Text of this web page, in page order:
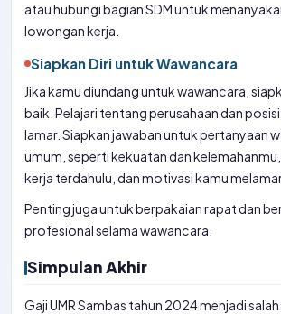
atau hubungi bagian SDM untuk
lowongan kerja.
Siapkan Diri untuk Wawancara
Jika kamu diundang untuk wawancara,
baik. Pelajari tentang perusahaan dan
lamar. Siapkan jawaban untuk pertanyaan
umum, seperti kekuatan dan
kerja terdahulu, dan motivasi kamu
Penting juga untuk berpakaian rapat dan
profesional selama wawancara.
Simpulan Akhir
Gaji UMR Sambas tahun 2024 menjadi